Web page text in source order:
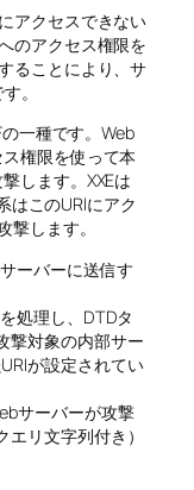
アクセスできない
のアクセス権限を
ることにより、サ
。
一種です。Web
権限を使って本
します。XXEは
はこのURIにアク
撃します。
ーバーに送信す
処理し、DTDタ
撃対象の内部サー
が設定されてい
サーバーが攻撃
リ文字列付き）